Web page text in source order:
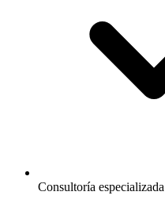
Consultoría especializada